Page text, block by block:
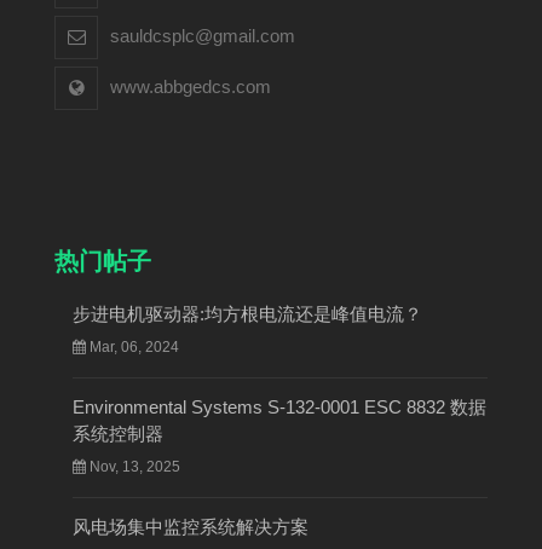
sauldcsplc@gmail.com
www.abbgedcs.com
热门帖子
步进电机驱动器:均方根电流还是峰值电流？
Mar, 06, 2024
Environmental Systems S-132-0001 ESC 8832 数据
系统控制器
Nov, 13, 2025
风电场集中监控系统解决方案